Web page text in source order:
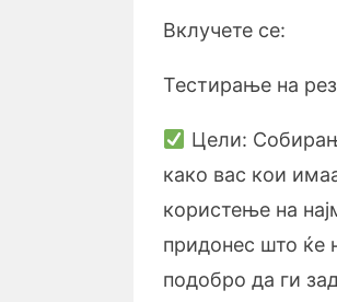
Вклучете се:
Тестирање на
Цели:
како вас кои
користење на
придонес што ќе
подобро да ги